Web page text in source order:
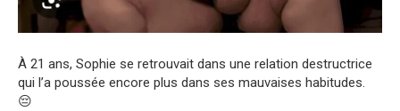
À 21 ans, Sophie se retrouvait dans une relation destructrice
qui l’a poussée encore plus dans ses mauvaises habitudes.
😔